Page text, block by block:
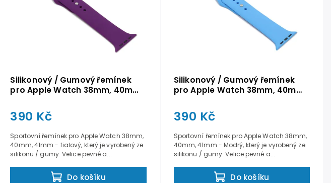
Silikonový / Gumový řemínek
pro Apple Watch 38mm, 40mm,
390 Kč
Do košíku
Sportovní řemínek pro Apple Watch 38mm,
40mm, 41mm - fialový, který je vyrobený ze
silikonu / gumy. Velice pevné a...
Silikonový / Gumový řemínek
pro Apple Watch 38mm, 40mm,
390 Kč
Do košíku
Sportovní řemínek pro Apple Watch 38mm,
40mm, 41mm - Modrý, který je vyrobený ze
silikonu / gumy. Velice pevné a...